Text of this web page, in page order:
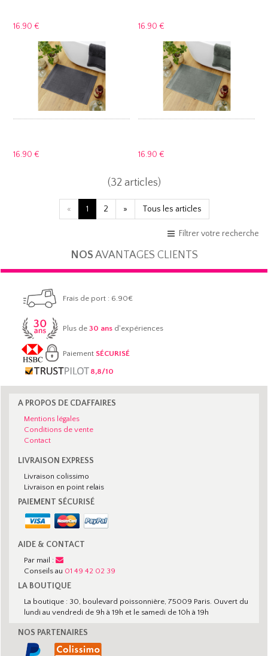
16.90 € 16.90 €
16.90 € 16.90 €
(32 articles)
« 1 2 » Tous les articles
Filtrer votre recherche
NOS AVANTAGES CLIENTS
Frais de port : 6.90€
Plus de 30 ansd'expériences
Paiement SÉCURISÉ
8,8/10
A PROPOS DE CDAFFAIRES
Mentions légales
Conditions de vente
Contact
LIVRAISON EXPRESS
Livraison colissimo
Livraison en point relais
PAIEMENT SÉCURISÉ
AIDE & CONTACT
Par mail :
Conseils au 01 49 42 02 39
LA BOUTIQUE
La boutique : 30, boulevard poissonnière, 75009 Paris. Ouvert du
lundi au vendredi de 9h à 19h et le samedi de 10h à 19h
NOS PARTENAIRES